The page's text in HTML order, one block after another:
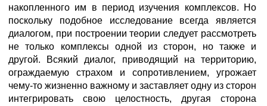
накопленного им в период изучения комплексов. Но
поскольку подобное исследование всегда является
диалогом, при построении теории следует рассмотреть
не только комплексы одной из сторон, но также и
другой. Всякий диалог, приводящий на территорию,
ограждаемую страхом и сопротивлением, угрожает
чему-то жизненно важному и заставляет одну из сторон
интегрировать свою целостность, другая сторона